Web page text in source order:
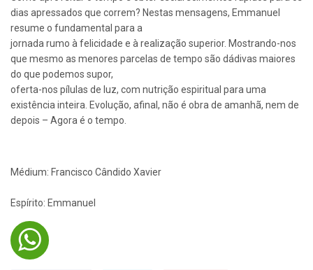
dias apressados que correm? Nestas mensagens, Emmanuel
resume o fundamental para a
jornada rumo à felicidade e à realização superior. Mostrando-nos
que mesmo as menores parcelas de tempo são dádivas maiores
do que podemos supor,
oferta-nos pílulas de luz, com nutrição espiritual para uma
existência inteira. Evolução, afinal, não é obra de amanhã, nem de
depois – Agora é o tempo.
Médium: Francisco Cândido Xavier
Espírito: Emmanuel